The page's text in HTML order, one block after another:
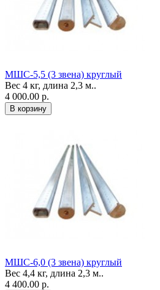
МШС-5,5 (3 звена) круглый
Вес 4 кг, длина 2,3 м..
4 000.00 р.
МШС-6,0 (3 звена) круглый
Вес 4,4 кг, длина 2,3 м..
4 400.00 р.